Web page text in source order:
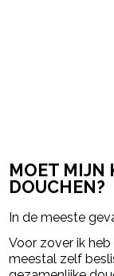
MOET MIJN
DOUCHEN?
In de meeste
Voor zover ik heb
meestal zelf